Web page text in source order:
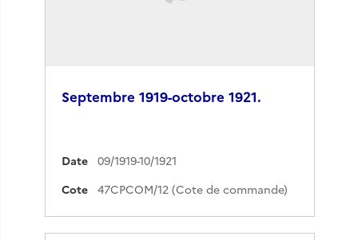
Septembre 1919-octobre 1921.
Date
09/1919-10/1921
Cote
47CPCOM/12 (Cote de commande)